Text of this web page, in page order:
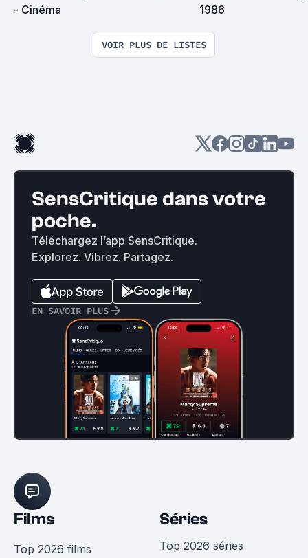
- Cinéma
1986
VOIR PLUS DE LISTES
SensCritique dans votre
poche.
Téléchargez l’app SensCritique.
Explorez. Vibrez. Partagez.
EN SAVOIR PLUS
Films
Top 2026 films
Séries
Top 2026 séries